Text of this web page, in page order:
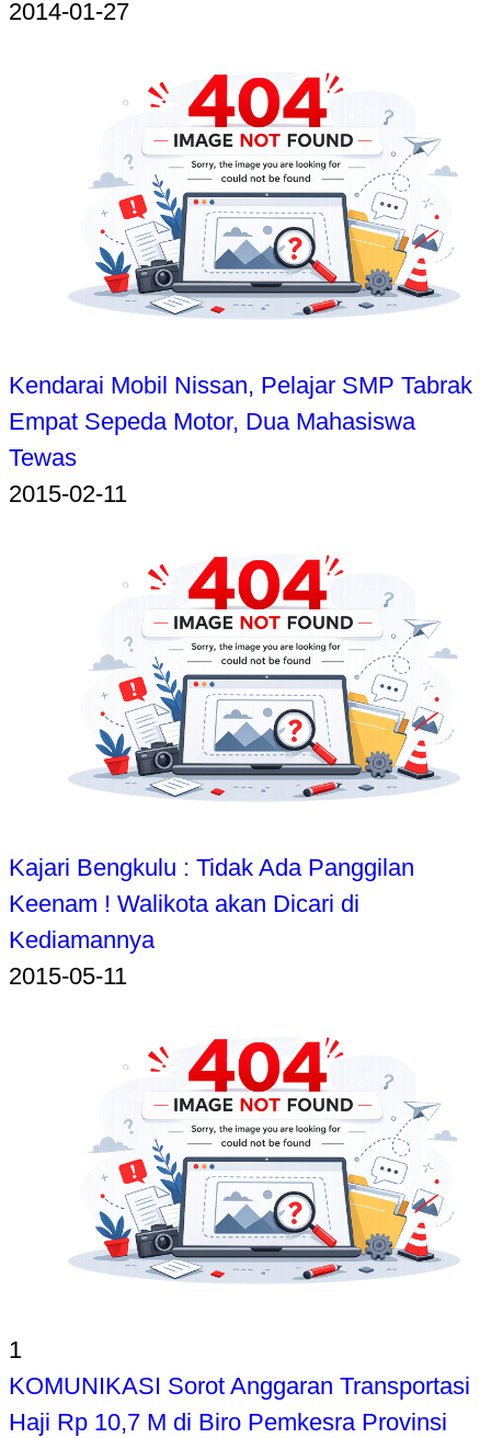
2014-01-27
Kendarai Mobil Nissan, Pelajar SMP Tabrak
Empat Sepeda Motor, Dua Mahasiswa
Tewas
2015-02-11
Kajari Bengkulu : Tidak Ada Panggilan
Keenam ! Walikota akan Dicari di
Kediamannya
2015-05-11
1
KOMUNIKASI Sorot Anggaran Transportasi
Haji Rp 10,7 M di Biro Pemkesra Provinsi